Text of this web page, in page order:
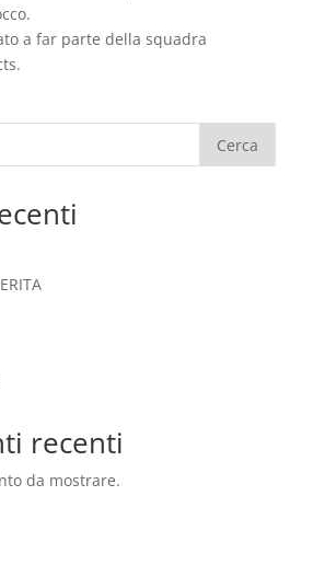
a far parte della squadra
Cerca
recenti
da mostrare.